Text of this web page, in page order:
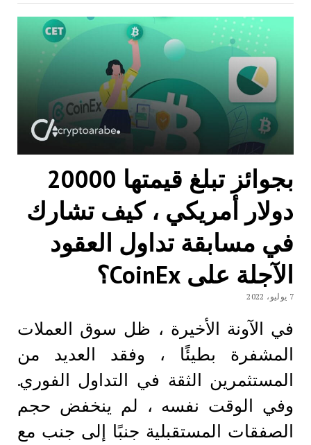
بجوائز تبلغ قيمتها 20000
دولار أمريكي ، كيف تشارك
في مسابقة تداول العقود
الآجلة على CoinEx؟
7 يوليو، 2022
في الآونة الأخيرة ، ظل سوق العملات
المشفرة بطيئًا ، وفقد العديد من
المستثمرين الثقة في التداول الفوري.
وفي الوقت نفسه ، لم ينخفض ​​حجم
الصفقات المستقبلية جنبًا إلى جنب مع